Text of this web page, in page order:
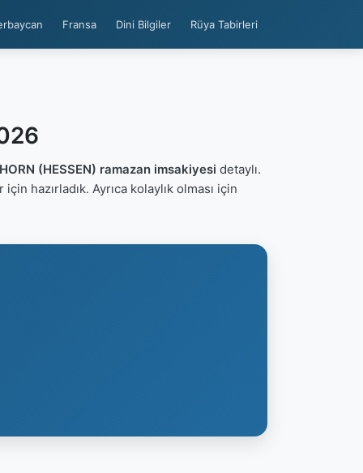
Fransa Dini Bilgiler Rüya Tabirleri
(HESSEN) ramazan imsakiyesi detaylı.
hazırladık. Ayrıca kolaylık olması için